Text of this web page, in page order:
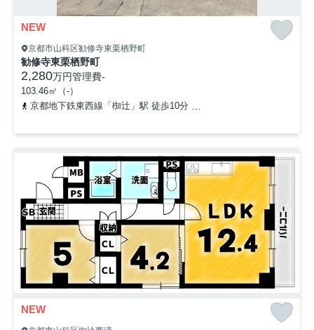
NEW
京都市山科区勧修寺東栗栖野町
勧修寺東栗栖野町
2,280万円管理費-
103.46㎡（-）
京都地下鉄東西線「椥辻」駅 徒歩10分
NEW